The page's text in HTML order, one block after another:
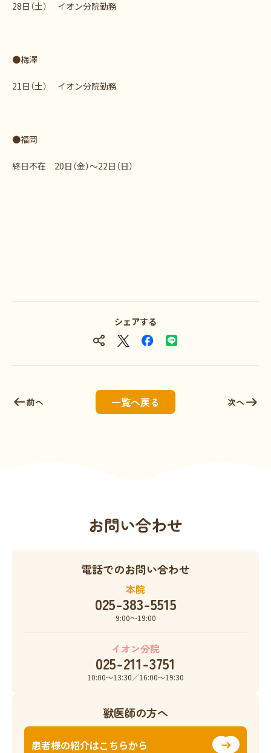
28日（土） イオン分院勤務
●梅澤
21日（土） イオン分院勤務
●福岡
終日不在 20日（金）～22日（日）
シェアする
前へ 一覧へ戻る 次へ
お問い合わせ
電話でのお問い合わせ
本院
025-383-5515
9:00〜19:00
イオン分院
025-211-3751
10:00〜13:30／16:00〜19:30
獣医師の方へ
患者様の紹介はこちらから